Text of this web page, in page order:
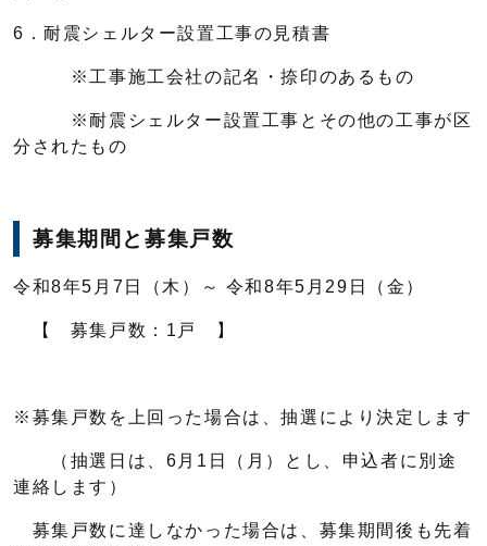
6．耐震シェルター設置工事の見積書
※工事施工会社の記名・捺印のあるもの
※耐震シェルター設置工事とその他の工事が区
分されたもの
募集期間と募集戸数
令和8年5月7日（木）～ 令和8年5月29日（金）
【 募集戸数：1戸 】
※募集戸数を上回った場合は、抽選により決定します
（抽選日は、6月1日（月）とし、申込者に別途
連絡します）
募集戸数に達しなかった場合は、募集期間後も先着